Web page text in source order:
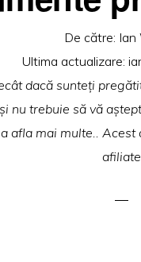
De către: Ian
Ultima actualizare:
dacă sunteți
nu trebuie să vă
afla mai multe..
afiliate